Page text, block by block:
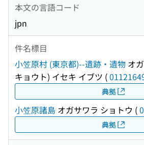
本文の言語コード
jpn
件名標目
小笠原村 (東京都)--遺跡・遺物 オ
キョウト) イセキ イブツ (
典拠
小笠原諸島 オガサワラ ショトウ (
典拠